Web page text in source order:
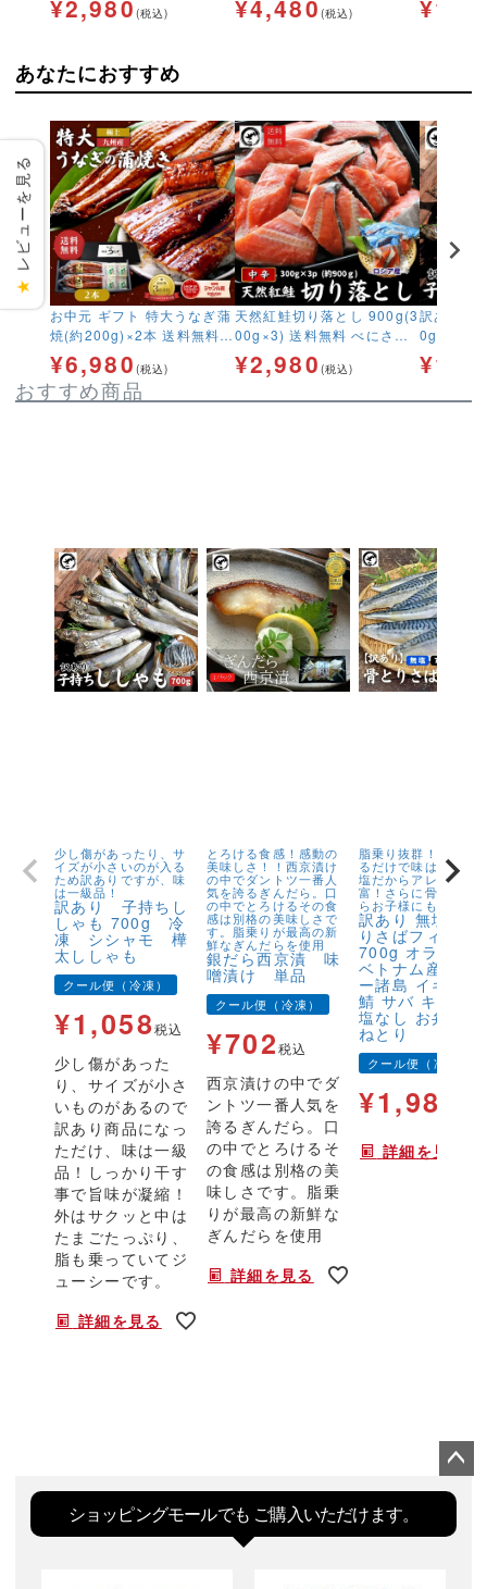
切落し 特大 規格外 訳あり
¥2,980 (税込)
き 鮭の贈り物
¥4,480 (税込)
級鮭 極上
¥
あなたにおすすめ
お中元 ギフト 特大うなぎ蒲
焼(約200g)×2本 送料無料
国産 九州産ウナギ 最安値
挑戦 ベストお取り寄せ大
賞 銅賞受賞 高級 贅
¥6,980 (税込)
天然紅鮭切り落とし 900g(3
00g×3) 送料無料 べにさけ
ベニサケ 中辛 塩鮭 新巻鮭
切落し 特大 規格外 訳あり
¥2,980 (税込)
訳あり
0g 冷凍
ししゃも
¥
おすすめ商品
少し傷があったり、サ
イズが小さいのが入る
ため訳ありですが、味
は一級品！
訳あり 子持ちし
しゃも 700g 冷
凍 シシャモ 樺
太ししゃも
クール便（冷凍）
¥1,058税込
少し傷があった
り、サイズが小さ
いものがあるので
訳あり商品になっ
ただけ、味は一級
品！しっかり干す
事で旨味が凝縮！
外はサクッと中は
たまごたっぷり、
脂も乗っていてジ
ューシーです。
詳細を見る
とろける食感！感動の
美味しさ！！西京漬け
の中でダントツ一番人
気を誇るぎんだら。口
の中でとろけるその食
感は別格の美味しさで
す。脂乗りが最高の新
鮮なぎんだらを使用
銀だら西京漬 味
噌漬け 単品
クール便（冷凍）
¥702税込
西京漬けの中でダ
ントツ一番人気を
誇るぎんだら。口
の中でとろけるそ
の食感は別格の美
味しさです。脂乗
りが最高の新鮮な
ぎんだらを使用
詳細を見る
脂乗り抜群！キズが
るだけで味は1級品
塩だからアレンジが
富！さらに骨取りだ
らお子様にも安心！
訳あり 無塩 骨取
りさばフィーレ
700g オランダ
ベトナム産 フェ
ー諸島 イギリス
鯖 サバ キズ有
塩なし お弁当 ほ
ねとり
クール便（冷凍）
¥1,980
詳細を見る
ペー
ップ
ショッピングモールでも ご購入いただけます。
★
レビューを見る